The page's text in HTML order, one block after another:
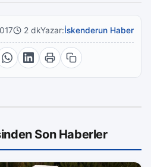
2 dkYazar:İskenderun Haber
Son Haberler